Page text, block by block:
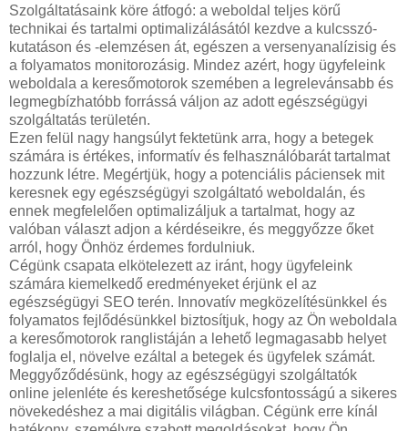
Szolgáltatásaink köre átfogó: a weboldal teljes körű
technikai és tartalmi optimalizálásától kezdve a kulcsszó-
kutatáson és -elemzésen át, egészen a versenyanalízisig és
a folyamatos monitorozásig. Mindez azért, hogy ügyfeleink
weboldala a keresőmotorok szemében a legrelevánsabb és
legmegbízhatóbb forrássá váljon az adott egészségügyi
szolgáltatás területén.
Ezen felül nagy hangsúlyt fektetünk arra, hogy a betegek
számára is értékes, informatív és felhasználóbarát tartalmat
hozzunk létre. Megértjük, hogy a potenciális páciensek mit
keresnek egy egészségügyi szolgáltató weboldalán, és
ennek megfelelően optimalizáljuk a tartalmat, hogy az
valóban választ adjon a kérdéseikre, és meggyőzze őket
arról, hogy Önhöz érdemes fordulniuk.
Cégünk csapata elkötelezett az iránt, hogy ügyfeleink
számára kiemelkedő eredményeket érjünk el az
egészségügyi SEO terén. Innovatív megközelítésünkkel és
folyamatos fejlődésünkkel biztosítjuk, hogy az Ön weboldala
a keresőmotorok ranglistáján a lehető legmagasabb helyet
foglalja el, növelve ezáltal a betegek és ügyfelek számát.
Meggyőződésünk, hogy az egészségügyi szolgáltatók
online jelenléte és kereshetősége kulcsfontosságú a sikeres
növekedéshez a mai digitális világban. Cégünk erre kínál